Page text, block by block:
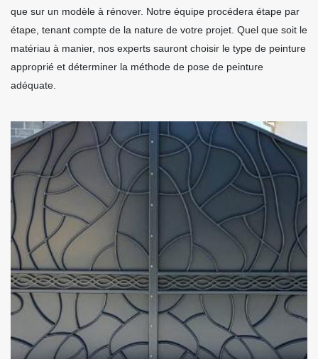
que sur un modèle à rénover. Notre équipe procédera étape par
étape, tenant compte de la nature de votre projet. Quel que soit le
matériau à manier, nos experts sauront choisir le type de peinture
approprié et déterminer la méthode de pose de peinture
adéquate.